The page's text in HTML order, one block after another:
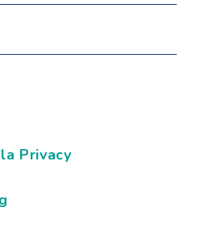
Privacy